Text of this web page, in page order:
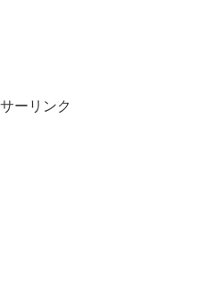
ーリンク